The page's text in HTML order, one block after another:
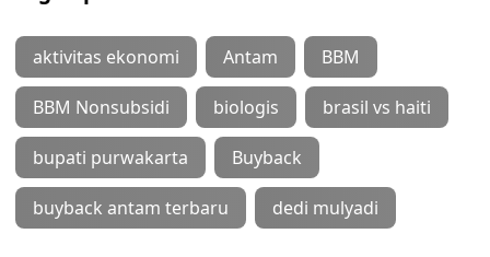
aktivitas ekonomi Antam BBM
BBM Nonsubsidi biologis brasil vs haiti
bupati purwakarta Buyback
buyback antam terbaru dedi mulyadi